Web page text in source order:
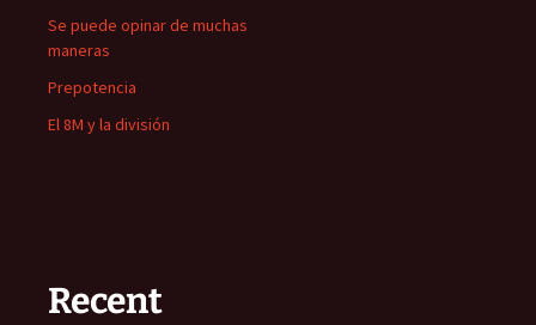
Se puede opinar de muchas
maneras
Prepotencia
El 8M y la división
Recent